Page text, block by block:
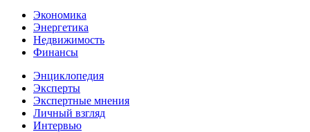
Экономика
Энергетика
Недвижимость
Финансы
Энциклопедия
Эксперты
Экспертные мнения
Личный взгляд
Интервью